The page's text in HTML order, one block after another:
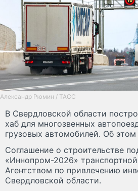
Александр Рюмин / ТАСС
В Свердловской области
хаб для многозвенных
грузовых автомобилей. Об этом
Соглашение о строительстве
«Иннопром-2026»
Агентством по привлечению
Свердловской области.